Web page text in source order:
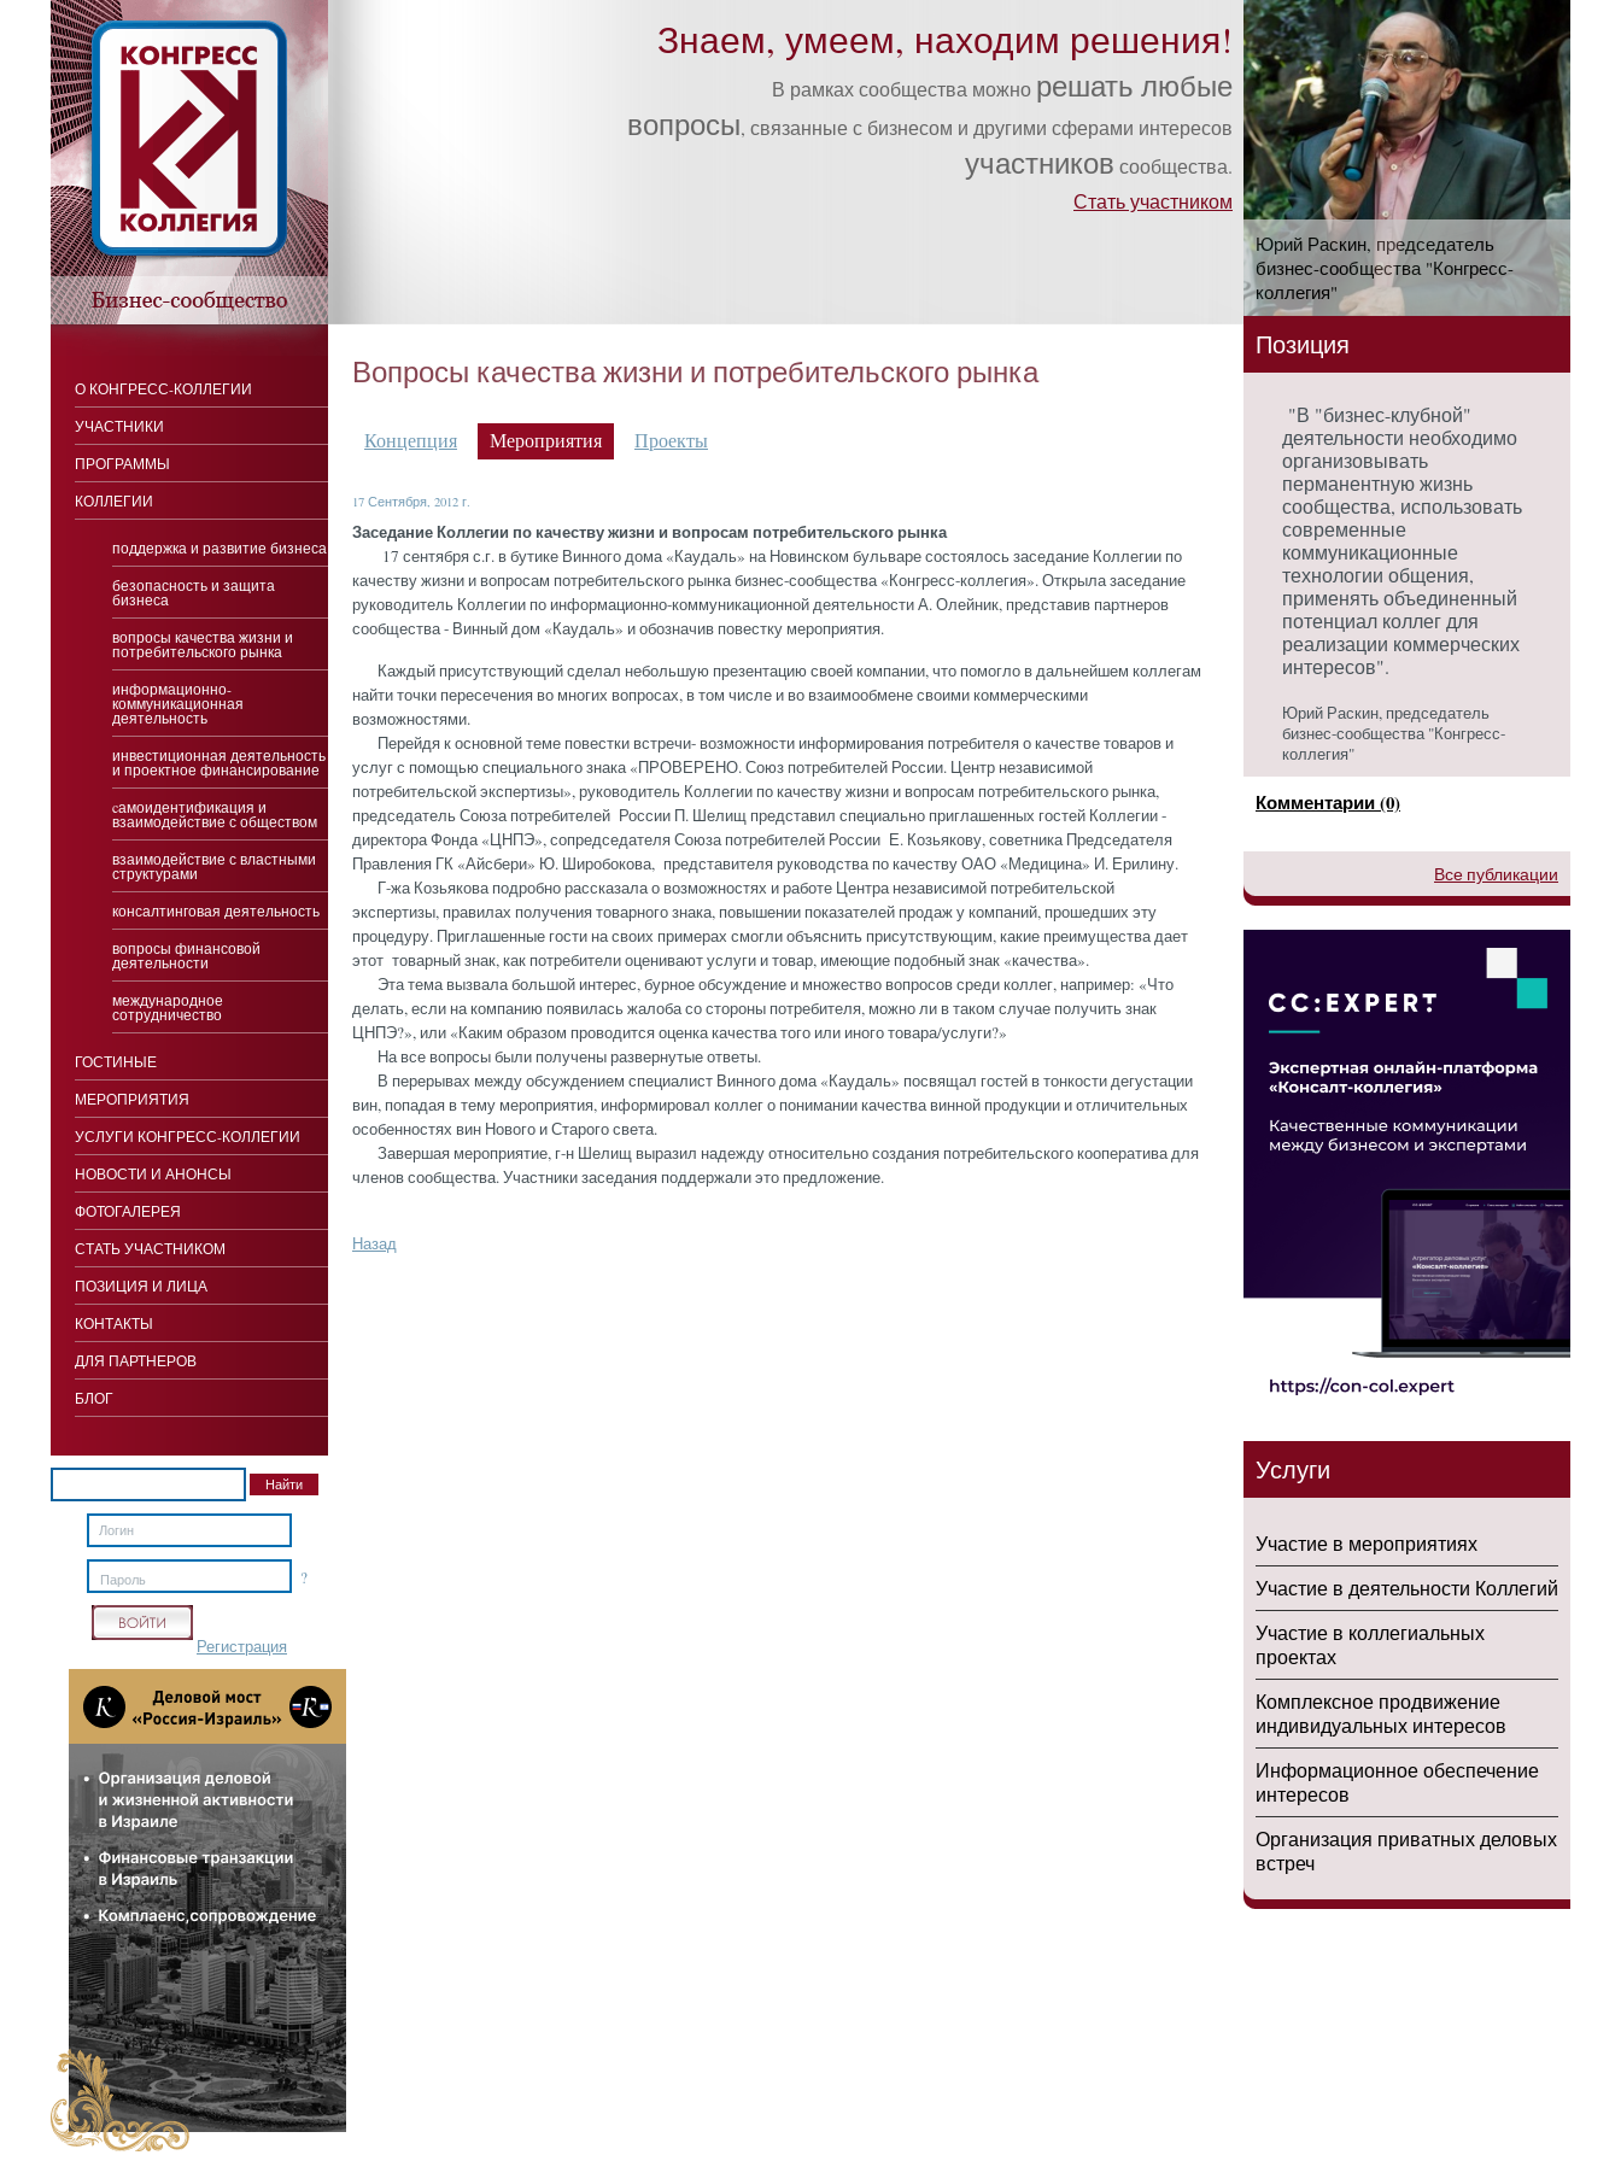
Знаем, умеем, находим решения!
В рамках сообщества можно решать любые
вопросы, связанные с бизнесом и другими сферами интересов
участников сообщества.
Стать участником
Вопросы качества жизни и потребительского рынка
Концепция Мероприятия Проекты
17 Сентября, 2012 г.
За­седа­ние Кол­ле­гии по ка­чес­тву жиз­ни и воп­ро­сам пот­ре­битель­ско­го рын­ка
17 сентября с.г. в бутике Винного дома «Каудаль» на Новинском бульваре состоялось заседание Коллегии по
качеству жизни и вопросам потребительского рынка бизнес-сообщества «Конгресс-коллегия». Открыла заседание
руководитель Коллегии по информационно-коммуникационной деятельности А. Олейник, представив партнеров
сообщества - Винный дом «Каудаль» и обозначив повестку мероприятия.
Каждый присутствующий сделал небольшую презентацию своей компании, что помогло в дальнейшем коллегам
найти точки пересечения во многих вопросах, в том числе и во взаимообмене своими коммерческими
возможностями.
Перейдя к основной теме повестки встречи- возможности информирования потребителя о качестве товаров и
услуг с помощью специального знака «ПРОВЕРЕНО. Союз потребителей России. Центр независимой
потребительской экспертизы», руководитель Коллегии по качеству жизни и вопросам потребительского рынка,
председатель Союза потребителей России П. Шелищ представил специально приглашенных гостей Коллегии -
директора Фонда «ЦНПЭ», сопредседателя Союза потребителей России Е. Козьякову, советника Председателя
Правления ГК «Айсбери» Ю. Широбокова, представителя руководства по качеству ОАО «Медицина» И. Ерилину.
Г-жа Козьякова подробно рассказала о возможностях и работе Центра независимой потребительской
экспертизы, правилах получения товарного знака, повышении показателей продаж у компаний, прошедших эту
процедуру. Приглашенные гости на своих примерах смогли объяснить присутствующим, какие преимущества дает
этот товарный знак, как потребители оценивают услуги и товар, имеющие подобный знак «качества».
Эта тема вызвала большой интерес, бурное обсуждение и множество вопросов среди коллег, например: «Что
делать, если на компанию появилась жалоба со стороны потребителя, можно ли в таком случае получить знак
ЦНПЭ?», или «Каким образом проводится оценка качества того или иного товара/услуги?»
На все вопросы были получены развернутые ответы.
В перерывах между обсуждением специалист Винного дома «Каудаль» посвящал гостей в тонкости дегустации
вин, попадая в тему мероприятия, информировал коллег о понимании качества винной продукции и отличительных
особенностях вин Нового и Старого света.
Завершая мероприятие, г-н Шелищ выразил надежду относительно создания потребительского кооператива для
членов сообщества. Участники заседания поддержали это предложение.
Назад
О КОНГРЕСС-КОЛЛЕГИИ
УЧАСТНИКИ
ПРОГРАММЫ
КОЛЛЕГИИ
поддержка и развитие бизнеса
безопасность и защита
бизнеса
вопросы качества жизни и
потребительского рынка
информационно-
коммуникационная
деятельность
инвестиционная деятельность
и проектное финансирование
cамоидентификация и
взаимодействие с обществом
взаимодействие с властными
структурами
консалтинговая деятельность
вопросы финансовой
деятельности
международное
сотрудничество
ГОСТИНЫЕ
МЕРОПРИЯТИЯ
УСЛУГИ КОНГРЕСС-КОЛЛЕГИИ
НОВОСТИ И АНОНСЫ
ФОТОГАЛЕРЕЯ
СТАТЬ УЧАСТНИКОМ
ПОЗИЦИЯ И ЛИЦА
КОНТАКТЫ
ДЛЯ ПАРТНЕРОВ
БЛОГ
?
Пароль
Регистрация
Юрий Раскин, председатель
бизнес-сообщества "Конгресс-
коллегия"
Позиция
"В "бизнес-клубной"
деятельности необходимо
организовывать
перманентную жизнь
сообщества, использовать
современные
коммуникационные
технологии общения,
применять объединенный
потенциал коллег для
реализации коммерческих
интересов".
Юрий Раскин, председатель
бизнес-сообщества "Конгресс-
коллегия"
Комментарии (0)
Все публикации
Услуги
Участие в мероприятиях
Участие в деятельности Коллегий
Участие в коллегиальных
проектах
Комплексное продвижение
индивидуальных интересов
Информационное обеспечение
интересов
Организация приватных деловых
встреч